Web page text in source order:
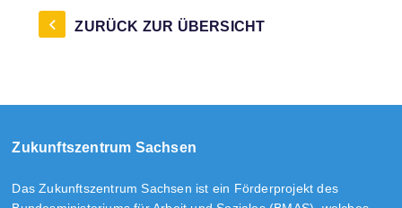
ZURÜCK ZUR ÜBERSICHT
Zukunftszentrum Sachsen
Das Zukunftszentrum Sachsen ist ein Förderprojekt des